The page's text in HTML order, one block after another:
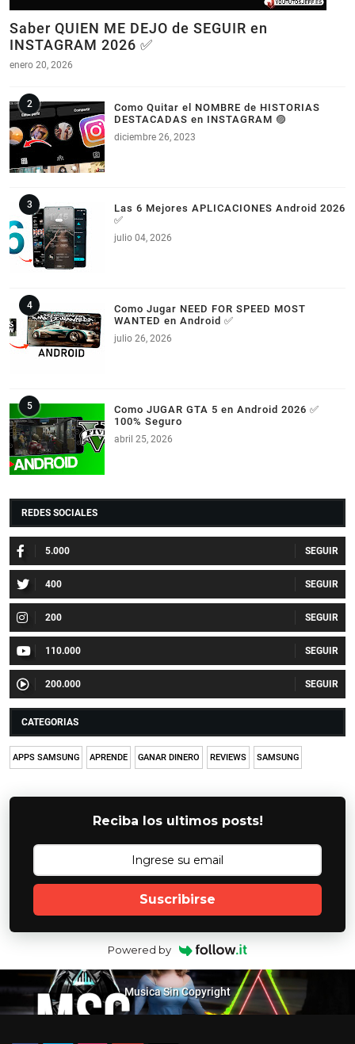
Saber QUIEN ME DEJO de SEGUIR en
INSTAGRAM 2026 ✅
enero 20, 2026
Como Quitar el NOMBRE de HISTORIAS
DESTACADAS en INSTAGRAM 🟣
diciembre 26, 2023
Las 6 Mejores APLICACIONES Android 2026
✅
julio 04, 2026
Como Jugar NEED FOR SPEED MOST
WANTED en Android ✅
julio 26, 2026
Como JUGAR GTA 5 en Android 2026 ✅
100% Seguro
abril 25, 2026
REDES SOCIALES
5.000
400
200
110.000
200.000
CATEGORIAS
APPS SAMSUNG APRENDE GANAR DINERO REVIEWS SAMSUNG
Reciba los ultimos posts!
Suscribirse
Powered by
Musica Sin Copyright